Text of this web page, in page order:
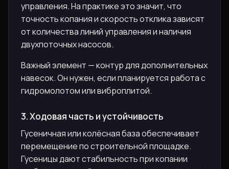
управления. На практике это значит, что
точность копания и скорость отклика зависят
от количества линий управления и наличия
двухпоточных насосов.
Важный элемент — контур для дополнительных
навесок. Он нужен, если планируется работа с
гидромолотом или виброплитой.
3. Ходовая часть и устойчивость
Гусеничная или колёсная база обеспечивает
перемещение по строительной площадке.
Гусеницы дают стабильность при копании